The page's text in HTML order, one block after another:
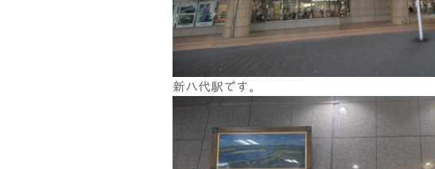
新八代駅です。